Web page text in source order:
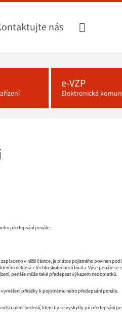
nás
e-VZP
Elektronická
předepsání penále.
v nižší částce, je plátce pojistného povinen
některá z těchto skutečností trvala. Výše penále
penále může také předepsat výkazem nedoplatků.
přirážky k pojistnému nebo předepsání penále.
tvrdostí, které by se vyskytly při předepsání